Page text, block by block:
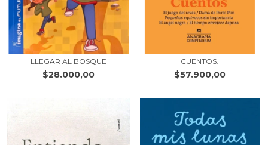
LLEGAR AL BOSQUE
$28.000,00
CUENTOS.
$57.900,00